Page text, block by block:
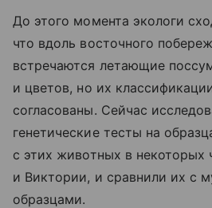
До этого момента экологи
что вдоль восточного
встречаются летающие
и цветов, но их
согласованы. Сейчас
генетические тесты на
с этих животных в некоторых
и Виктории, и сравнили их с
образцами.